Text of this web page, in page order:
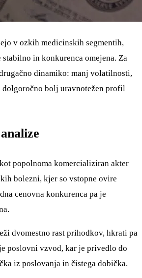
v ozkih medicinskih segmentih,
in konkurenca omejena. Za
dinamiko: manj volatilnosti,
bolj uravnotežen profil
popolnoma komercializiran akter
bolezni, kjer so vstopne ovire
cenovna konkurenca pa je
dvomestno rast prihodkov, hkrati pa
poslovni vzvod, kar je privedlo do
iz poslovanja in čistega dobička.